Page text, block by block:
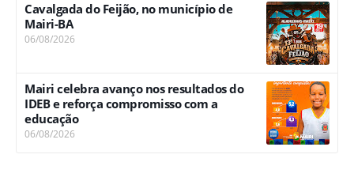
Cavalgada do Feijão, no município de
Mairi-BA
06/08/2026
Mairi celebra avanço nos resultados do
IDEB e reforça compromisso com a
educação
06/08/2026